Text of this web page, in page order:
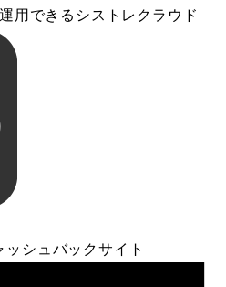
用できるシストレクラウド
シュバックサイト